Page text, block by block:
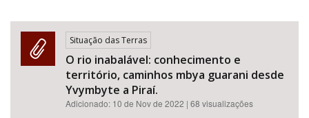
Situação das Terras
O rio inabalável: conhecimento e
território, caminhos mbya guarani desde
Yvymbyte a Piraí.
Adicionado: 10 de Nov de 2022 | 68 visualizações